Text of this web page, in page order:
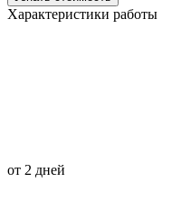
Характеристики работы
от 2 дней